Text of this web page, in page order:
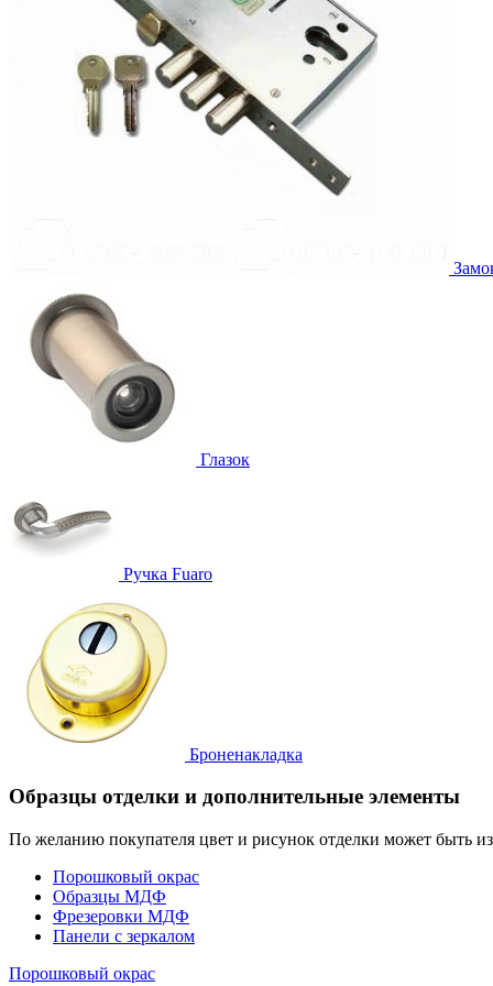
Глазок
Ручка Fuaro
Броненакладка
Образцы отделки и дополнительные элементы
По желанию покупателя цвет и рисунок отделки может быть
Порошковый окрас
Образцы МДФ
Фрезеровки МДФ
Панели с зеркалом
Порошковый окрас